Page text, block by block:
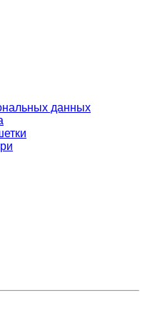
данных